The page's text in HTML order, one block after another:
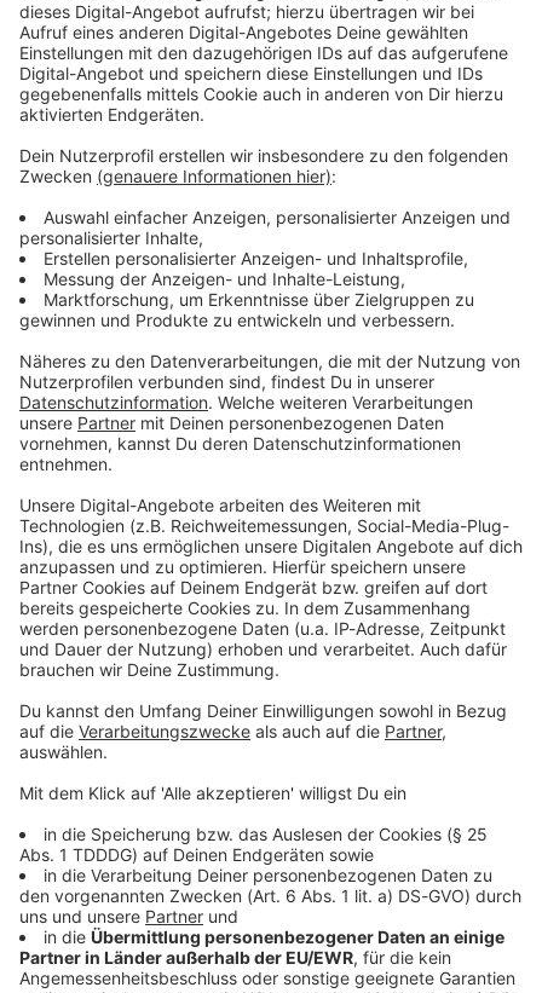
Immer auf dem Laufenden
bleiben!
Verpass' nichts mehr - mit unserem kostenlosen
ANTENNE BAYERN Newsletter. Ob Nachrichten,
Lifestyle oder unsere neuesten Aktionen - wir
informieren dich.
Zum Newsletter anmelden
Du möchtest uns etwas sagen?
Studio Hotline
Kontaktformular
Sprachnachricht
© dpa-infocom, dpa:260523-930-120059/1
Bayern